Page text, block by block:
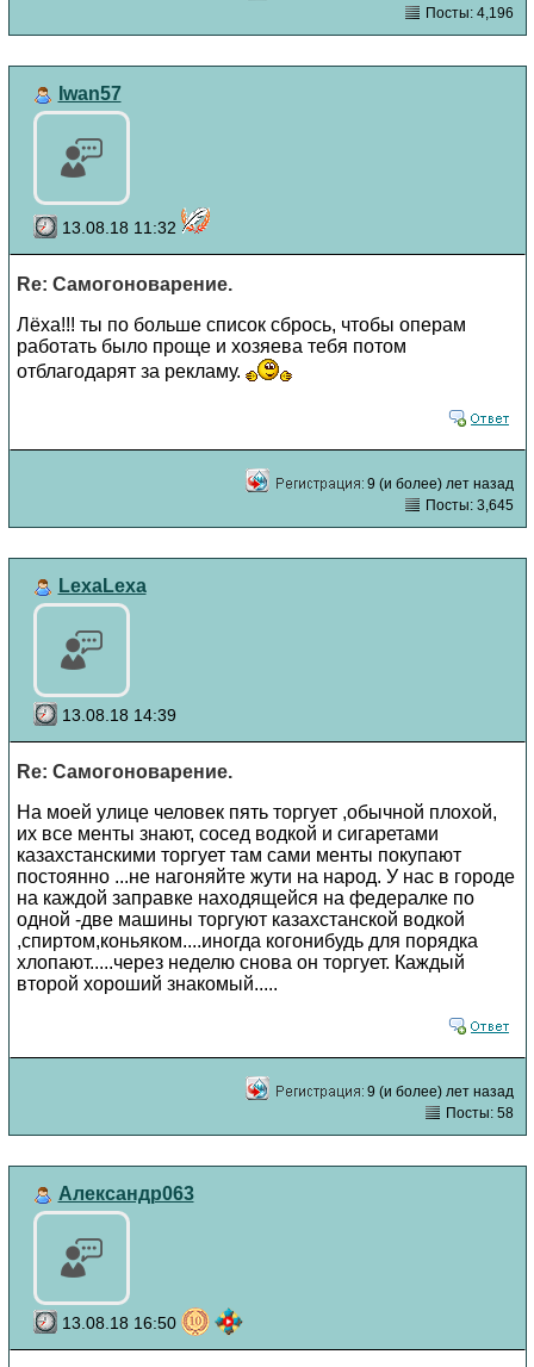
Посты: 4,196
Iwan57
13.08.18 11:32
Re: Самогоноварение.
Лёха!!! ты по больше список сбрось, чтобы операм
работать было проще и хозяева тебя потом
отблагодарят за рекламу.
9 (и более) лет назад
Посты: 3,645
LexaLexa
13.08.18 14:39
Re: Самогоноварение.
На моей улице человек пять торгует ,обычной плохой,
их все менты знают, сосед водкой и сигаретами
казахстанскими торгует там сами менты покупают
постоянно ...не нагоняйте жути на народ. У нас в городе
на каждой заправке находящейся на федералке по
одной -две машины торгуют казахстанской водкой
,спиртом,коньяком....иногда когонибудь для порядка
хлопают.....через неделю снова он торгует. Каждый
второй хороший знакомый.....
9 (и более) лет назад
Посты: 58
Александр063
13.08.18 16:50